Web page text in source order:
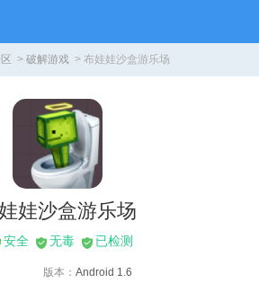
> 破解游戏 > 布娃娃沙盒游乐场
娃沙盒游乐场
安全 无毒 已检测
版本： Android 1.6